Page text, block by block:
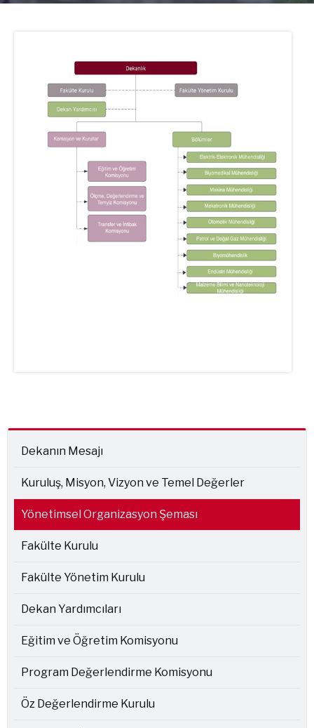
Dekanın Mesajı
Kuruluş, Misyon, Vizyon ve Temel Değerler
Yönetimsel Organizasyon Şeması
Fakülte Kurulu
Fakülte Yönetim Kurulu
Dekan Yardımcıları
Eğitim ve Öğretim Komisyonu
Program Değerlendirme Komisyonu
Öz Değerlendirme Kurulu